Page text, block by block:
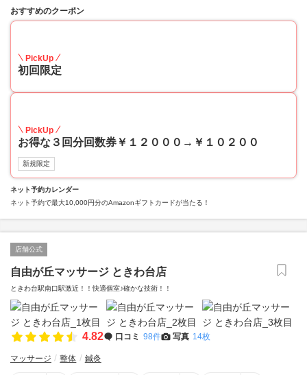
おすすめのクーポン
PickUp
初回限定
PickUp
お得な３回分回数券￥１２０００→￥１０２００
新規限定
ネット予約カレンダー
ネット予約で最大10,000円分のAmazonギフトカードが当たる！
店舗公式
自由が丘マッサージ ときわ台店
ときわ台駅南口駅激近！！快適個室♪確かな技術！！
4.82 口コミ 98件 写真 14枚
マッサージ 整体 鍼灸